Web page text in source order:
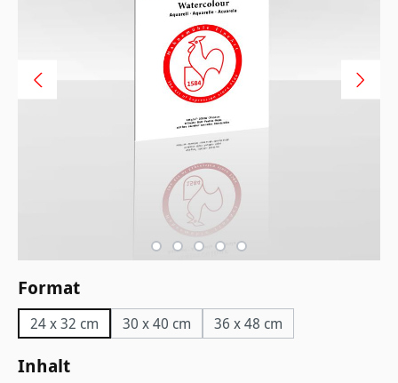
Formatauswählen
24 x 32 cm 30 x 40 cm 36 x 48 cm
Inhaltauswählen